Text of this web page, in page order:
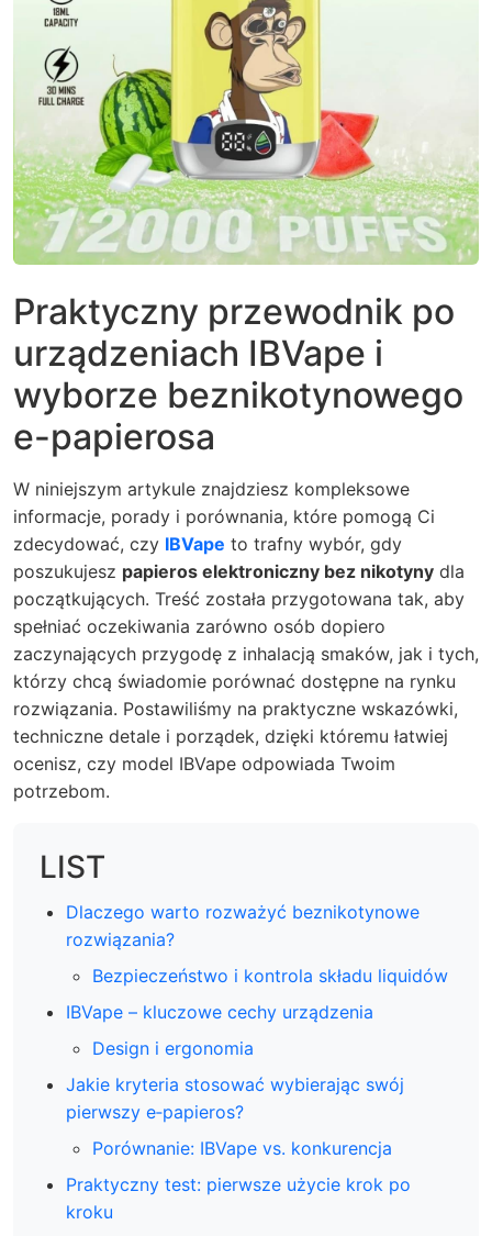
Praktyczny przewodnik po
urządzeniach IBVape i
wyborze beznikotynowego
e-papierosa
W niniejszym artykule znajdziesz kompleksowe
informacje, porady i porównania, które pomogą Ci
zdecydować, czy IBVape to trafny wybór, gdy
poszukujesz papieros elektroniczny bez nikotyny dla
początkujących. Treść została przygotowana tak, aby
spełniać oczekiwania zarówno osób dopiero
zaczynających przygodę z inhalacją smaków, jak i tych,
którzy chcą świadomie porównać dostępne na rynku
rozwiązania. Postawiliśmy na praktyczne wskazówki,
techniczne detale i porządek, dzięki któremu łatwiej
ocenisz, czy model IBVape odpowiada Twoim
potrzebom.
LIST
Dlaczego warto rozważyć beznikotynowe
rozwiązania?
Bezpieczeństwo i kontrola składu liquidów
IBVape – kluczowe cechy urządzenia
Design i ergonomia
Jakie kryteria stosować wybierając swój
pierwszy e‑papieros?
Porównanie: IBVape vs. konkurencja
Praktyczny test: pierwsze użycie krok po
kroku